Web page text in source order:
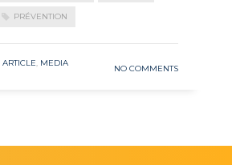
PRÉVENTION
ARTICLE, MEDIA
NO COMMENTS